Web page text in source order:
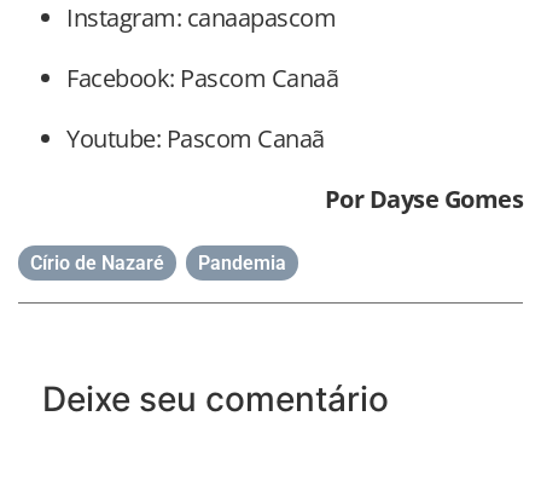
Instagram: canaapascom
Facebook: Pascom Canaã
Youtube: Pascom Canaã
Por Dayse Gomes
Círio de Nazaré Pandemia
Deixe seu comentário